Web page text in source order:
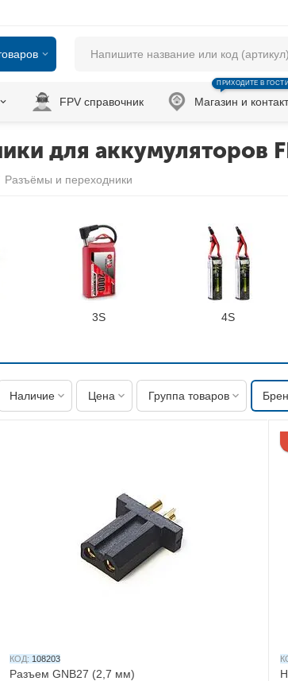
FPV справочник Магазин и
ПРИХОДИТЕ В ГОСТИ
для аккумуляторов
Разъёмы и переходники
3S 4S
Наличие Цена Группа товаров
КОД: 108203
Разъем GNB27 (2,7 мм)